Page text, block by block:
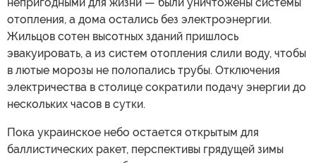
отопления, а дома остались без электроэнергии.
Жильцов сотен высотных зданий пришлось
эвакуировать, а из систем отопления слили воду, чтобы
в лютые морозы не полопались трубы. Отключения
электричества в столице сократили подачу энергии до
нескольких часов в сутки.
Пока украинское небо остается открытым для
баллистических ракет, перспективы грядущей зимы